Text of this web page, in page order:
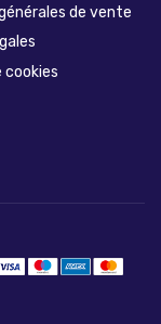
de vente
cookies